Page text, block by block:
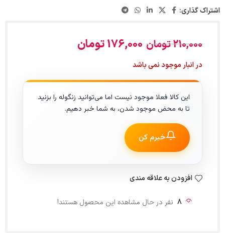
اشتراک گذاری:
210,000تومان 176,000تومان
در انبار موجود نمی باشد
این کالا فعلا موجود نیست اما می‌توانید زنگوله را بزنید
تا به محض موجود شدن، به شما خبر دهیم.
خبرم کن
افزودن به علاقه مندی
8 نفر در حال مشاهده این محصول هستند!